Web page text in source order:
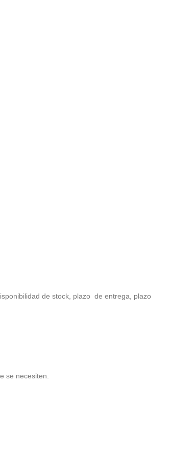
de stock, plazo de entrega, plazo
se necesiten.